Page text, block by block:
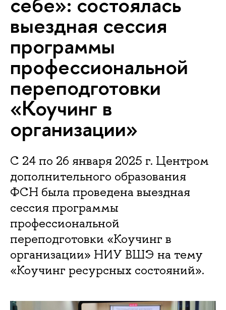
выездная сессия
программы
профессиональной
переподготовки
«Коучинг в
организации»
С 24 по 26 января 2025 г. Центром
дополнительного образования
ФСН была проведена выездная
сессия программы
профессиональной
переподготовки «Коучинг в
организации» НИУ ВШЭ на тему
«Коучинг ресурсных состояний».